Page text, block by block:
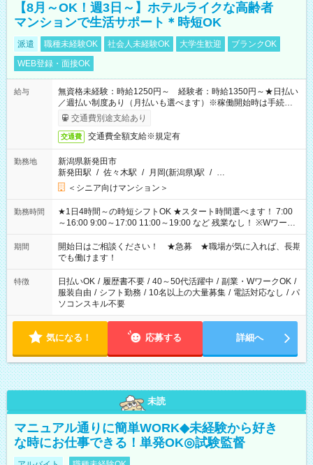
【8月～OK！週3日～】ホテルライクな高齢者
マンションで生活サポート＊時短OK
派遣 職種未経験OK 社会人未経験OK 大学生歓迎
ブランクOK
WEB登録・面接OK
給与
無資格未経験：時給1250円～ 経験者：時給1350円～★日払い
／週払い制度あり（月払いも選べます）※稼働開始時は手続き完
了次第のお支払いとなります。
交通費別途支給あり
交通費 交通費全額支給※規定有
勤務地
新潟県新発田市
新発田駅 / 佐々木駅 / 月岡(新潟県)駅 / …
＜シニア向けマンション＞
勤務時間
★1日4時間～の時短シフトOK ★スタート時間選べます！ 7:00
～16:00 9:00～17:00 11:00～19:00 など 残業なし！ ※Wワーク
の場合、他のお仕事と合わせ週40時間超の就業はご案内できま
せん ※法令に基づき、週20時間以上勤務は社会保険への加入対
象となります ※労働者派遣法（日雇い派遣の原則禁止）によ
り、短時間・短期間の就業はご案内が難しい場合があります
期間
開始日はご相談ください！ ★急募 ★職場が気に入れば、長期
でも働けます！
特徴 日払いOK / 履歴書不要 / 40～50代活躍中 / 副業・WワークOK /
服装自由 / シフト勤務 / 10名以上の大量募集 / 電話対応なし / パ
ソコンスキル不要
気になる！ 応募する 詳細へ
未読
マニュアル通りに簡単WORK◆未経験から好き
な時にお仕事できる！単発OK◎試験監督